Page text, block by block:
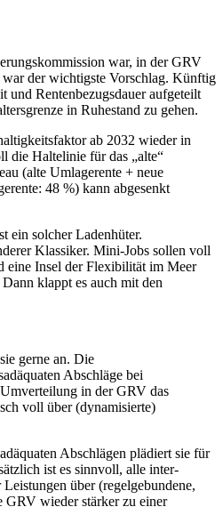
war, in der GRV
war der wichtigste Vorschlag. Künftig
und Rentenbezugsdauer aufgeteilt
in Ruhestand zu gehen.
ab 2032 wieder in
die Haltelinie für das „alte“
(alte Umlagerente + neue
48 %) kann abgesenkt
ein solcher Ladenhüter.
Klassiker. Mini-Jobs sollen voll
eine Insel der Flexibilität im Meer
klappt es auch mit den
gerne an. Die
Abschläge bei
in der GRV das
voll über (dynamisierte)
Abschlägen plädiert sie für
ist es sinnvoll, alle inter-
über (regelgebundene,
GRV wieder stärker zu einer